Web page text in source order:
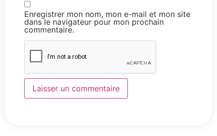
Enregistrer mon nom, mon e-mail et mon site
dans le navigateur pour mon prochain
commentaire.